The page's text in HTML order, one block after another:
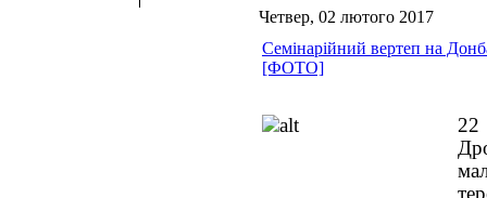
Четвер, 02 лютого 2017
Семінарійний вертеп на
[ФОТО]
22